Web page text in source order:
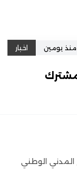
منذ يومين اخبار
الوطني